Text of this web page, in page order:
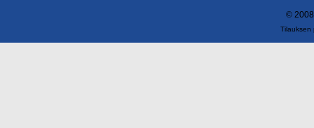
©
Tilauksen